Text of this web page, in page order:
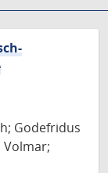
Godefridus
Volmar;